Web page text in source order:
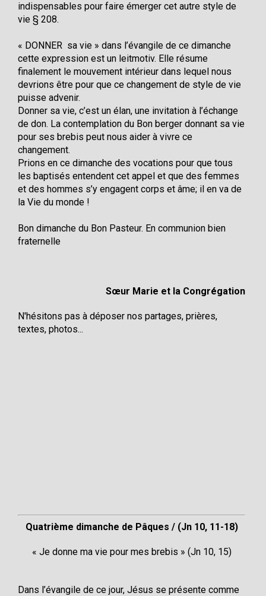
indispensables pour faire émerger cet autre style de
vie § 208.
« DONNER sa vie » dans l’évangile de ce dimanche
cette expression est un leitmotiv. Elle résume
finalement le mouvement intérieur dans lequel nous
devrions être pour que ce changement de style de vie
puisse advenir.
Donner sa vie, c’est un élan, une invitation à l’échange
de don. La contemplation du Bon berger donnant sa vie
pour ses brebis peut nous aider à vivre ce
changement.
Prions en ce dimanche des vocations pour que tous
les baptisés entendent cet appel et que des femmes
et des hommes s’y engagent corps et âme; il en va de
la Vie du monde !
Bon dimanche du Bon Pasteur. En communion bien
fraternelle
Sœur Marie et la Congrégation
N'hésitons pas à déposer nos partages, prières,
textes, photos...
Quatrième dimanche de Pâques / (Jn 10, 11-18)
« Je donne ma vie pour mes brebis » (Jn 10, 15)
Dans l’évangile de ce jour, Jésus se présente comme